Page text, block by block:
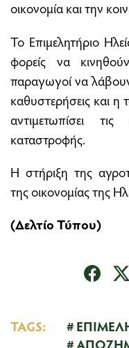
οικονομία και την
Το Επιμελητήριο
φορείς να
παραγωγοί να
καθυστερήσεις και η
αντιμετωπίσει
καταστροφής.
Η στήριξη της
της οικονομίας της
(Δελτίο Τύπου)
TAGS: